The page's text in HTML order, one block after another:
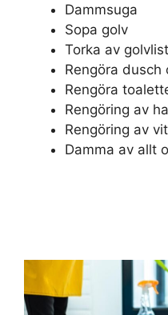
Dammsuga
Sopa golv
Torka av
Rengöra dusch
Rengöra
Rengöring av
Rengöring av
Damma av allt